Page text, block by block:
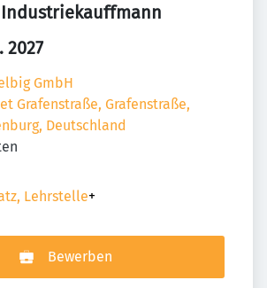
GmbH
Grafenstraße, Grafenstraße,
Deutschland
Lehrstelle+
Bewerben